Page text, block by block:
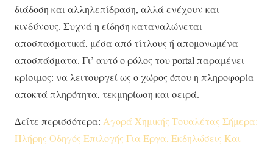
διάδοση και αλληλεπίδραση, αλλά ενέχουν και
κινδύνους. Συχνά η είδηση καταναλώνεται
αποσπασματικά, μέσα από τίτλους ή απομονωμένα
αποσπάσματα. Γι’ αυτό ο ρόλος του portal παραμένει
κρίσιμος: να λειτουργεί ως ο χώρος όπου η πληροφορία
αποκτά πληρότητα, τεκμηρίωση και σειρά.
Δείτε περισσότερα: Αγορά Χημικής Τουαλέτας Σήμερα:
Πλήρης Οδηγός Επιλογής Για Έργα, Εκδηλώσεις Και